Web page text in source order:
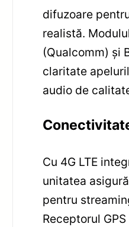
difuzoare
realistă.
(Qualcomm) și
claritate
audio de
Cu 4G LTE
unitatea
pentru
Receptorul